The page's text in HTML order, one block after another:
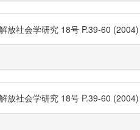
放社会学研究 18号 P.39-60
放社会学研究 18号 P.39-60